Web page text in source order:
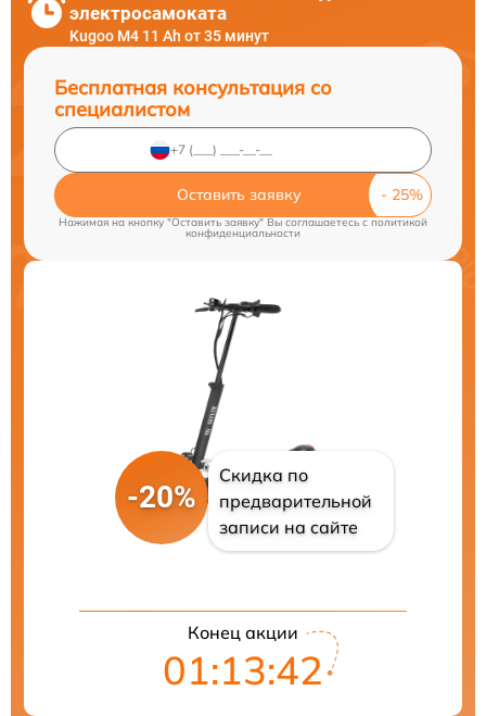
электросамоката
Kugoo M4 11 Ah от 35 минут
Бесплатная консультация со
специалистом
Оставить заявку
Нажимая на кнопку "Оставить заявку" Вы соглашаетесь cполитикой
конфиденциальности
-20%
Скидка по
предварительной
записи на сайте
Конец акции
01:13:41